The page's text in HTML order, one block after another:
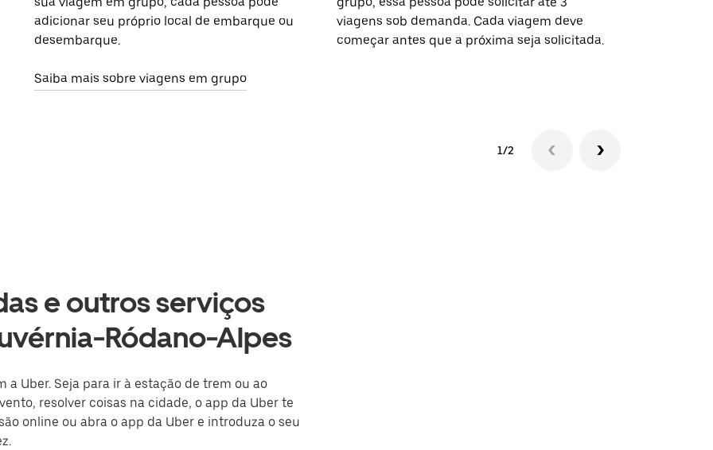
adicionar seu próprio local de embarque ou
desembarque.
Saiba mais sobre viagens em grupo
viagens sob demanda. Cada viagem deve
começar antes que a próxima seja solicitada.
1/2
e outros serviços
Ródano-Alpes
Uber. Seja para ir à estação de trem ou ao
resolver coisas na cidade, o app da Uber te
online ou abra o app da Uber e introduza o seu